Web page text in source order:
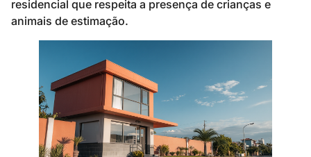
residencial que respeita a presença de crianças e
animais de estimação.